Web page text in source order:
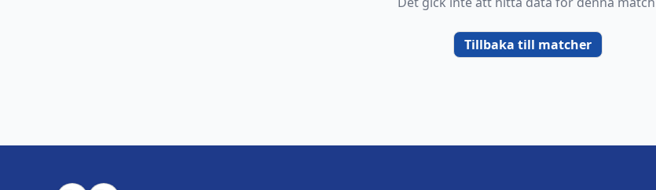
Tillbaka till matcher